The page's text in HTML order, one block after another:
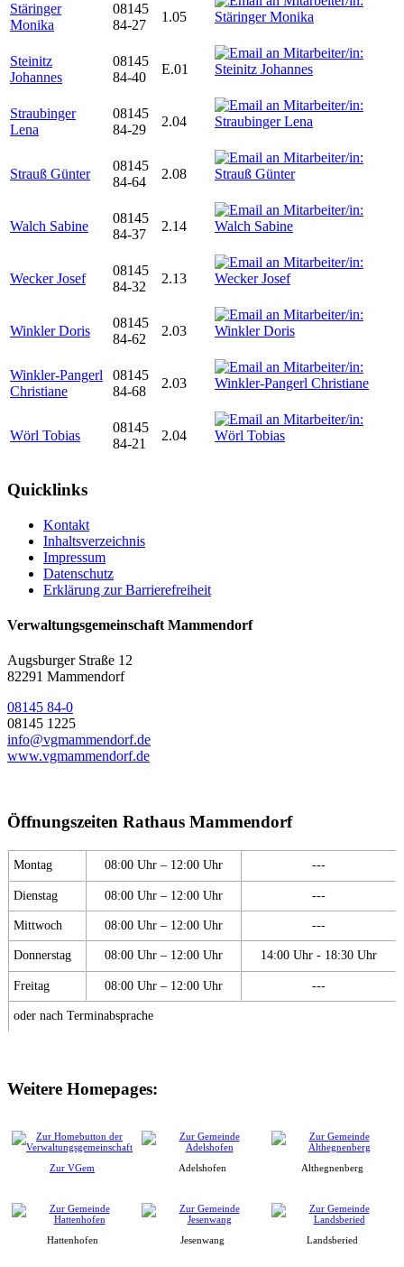
Stäringer
Monika
08145
84-27
1.05
Steinitz
Johannes
08145
84-40
E.01
Straubinger
Lena
08145
84-29
2.04
Strauß Günter
08145
84-64
2.08
Walch Sabine
08145
84-37
2.14
Wecker Josef
08145
84-32
2.13
Winkler Doris
08145
84-62
2.03
Winkler-Pangerl
Christiane
08145
84-68
2.03
Wörl Tobias
08145
84-21
2.04
Quicklinks
Kontakt
Inhaltsverzeichnis
Impressum
Datenschutz
Erklärung zur Barrierefreiheit
Verwaltungsgemeinschaft Mammendorf
Augsburger Straße 12
82291 Mammendorf
08145 84-0
08145 1225
info@vgmammendorf.de
www.vgmammendorf.de
Öffnungszeiten Rathaus Mammendorf
Montag 08:00 Uhr – 12:00 Uhr ---
Dienstag 08:00 Uhr – 12:00 Uhr ---
Mittwoch 08:00 Uhr – 12:00 Uhr ---
Donnerstag 08:00 Uhr – 12:00 Uhr 14:00 Uhr - 18:30 Uhr
Freitag 08:00 Uhr – 12:00 Uhr ---
oder nach Terminabsprache
Weitere Homepages:
Zur VGem Adelshofen Althegnenberg
Hattenhofen Jesenwang Landsberied